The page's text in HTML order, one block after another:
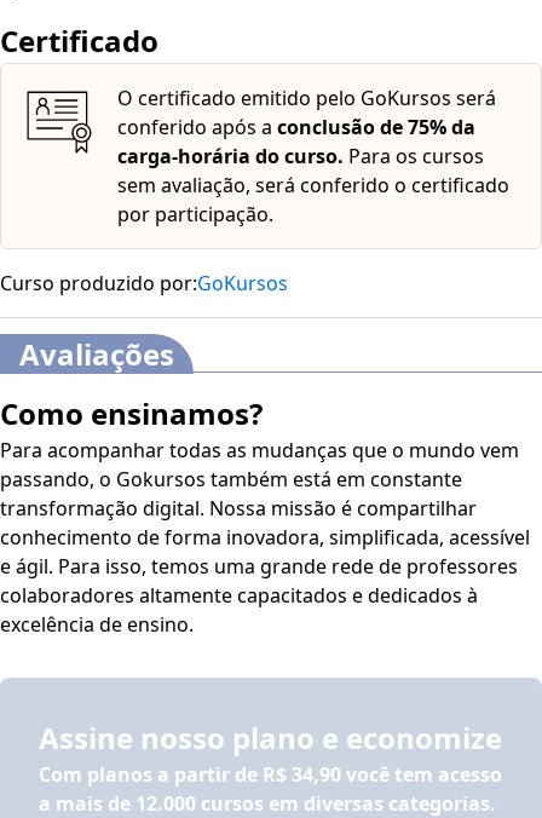
Certificado
O certificado emitido pelo GoKursos será
conferido após a conclusão de 75% da
carga-horária do curso. Para os cursos
sem avaliação, será conferido o certificado
por participação.
Curso produzido por:GoKursos
Avaliações
Como ensinamos?
Para acompanhar todas as mudanças que o mundo vem
passando, o Gokursos também está em constante
transformação digital. Nossa missão é compartilhar
conhecimento de forma inovadora, simplificada, acessível
e ágil. Para isso, temos uma grande rede de professores
colaboradores altamente capacitados e dedicados à
excelência de ensino.
Assine nosso plano e economize
Com planos a partir de R$ 34,90você tem acesso
a mais de 12.000 cursos em diversas categorias.